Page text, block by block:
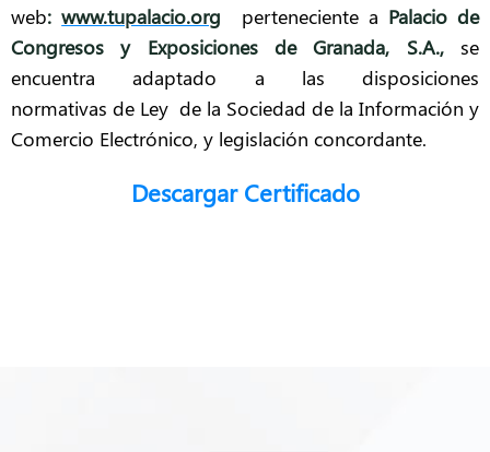
web:www.tupalacio.org perteneciente a Palacio de
Congresos y Exposiciones de Granada, S.A., se
encuentra adaptado a las disposiciones
normativas de Ley de la Sociedad de la Información y
Comercio Electrónico, y legislación concordante.
Descargar Certificado